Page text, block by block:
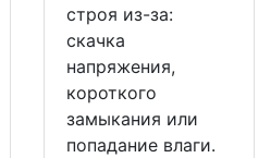
строя из-за:
скачка
напряжения,
короткого
замыкания или
попадание влаги.